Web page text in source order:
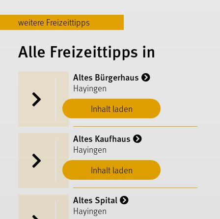
weitere Freizeittipps
Alle Freizeittipps in
Inhalt laden
Altes Bürgerhaus
Hayingen
Inhalt laden
Altes Kaufhaus
Hayingen
Altes Spital
Hayingen